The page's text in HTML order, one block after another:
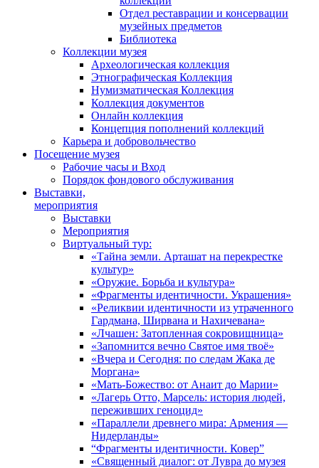
Отдел реставрации и консервации
музейных предметов
Библиотека
Коллекции музея
Археологическая коллекция
Этнографическая Коллекция
Нумизматическая Коллекция
Коллекция документов
Онлайн коллекция
Концепция пополнений коллекций
Карьера и добровольчество
Посещение музея
Рабочие часы и Вход
Порядок фондового обслуживания
Выставки,
мероприятия
Выставки
Мероприятия
Виртуальный тур:
«Тайна земли. Арташат на перекрестке
культур»
«Оружие. Борьба и культура»
«Фрагменты идентичности. Украшения»
«Реликвии идентичности из утраченного
Гардмана, Ширвана и Нахичевана»
«Лчашен: Затопленная сокровищница»
«Запомнится вечно Святое имя твоё»
«Вчера и Сегодня: по следам Жака де
Моргана»
«Мать-Божество: от Анаит до Марии»
«Лагерь Отто, Марсель: история людей,
переживших геноцид»
«Параллели древнего мира: Армения —
Нидерланды»
“Фрагменты идентичности. Ковер”
«Священный диалог: от Лувра до музея